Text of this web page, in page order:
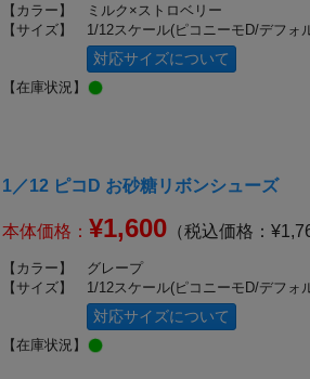
【カラー】
ミルク×ストロベリー
【サイズ】
1/12スケール(ピコニーモD/デフォ
対応サイズについて
【在庫状況】
1／12 ピコD お砂糖リボンシューズ
本体価格： ¥1,600 （税込価格：
【カラー】
グレープ
【サイズ】
1/12スケール(ピコニーモD/デフォ
対応サイズについて
【在庫状況】